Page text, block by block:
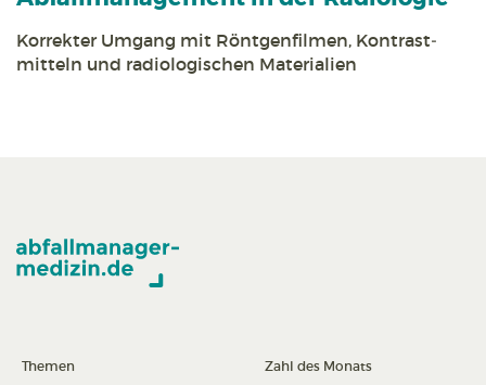
Korrekter Umgang mit Röntgen­filmen, Kontrast­
mitteln und radiologischen Materialien
Themen
Zahl des Monats